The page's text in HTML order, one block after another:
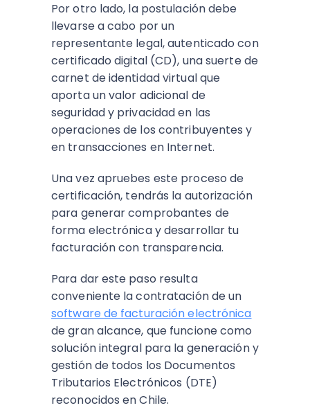
Por otro lado, la postulación debe
llevarse a cabo por un
representante legal, autenticado con
certificado digital (CD), una suerte de
carnet de identidad virtual que
aporta un valor adicional de
seguridad y privacidad en las
operaciones de los contribuyentes y
en transacciones en Internet.
Una vez apruebes este proceso de
certificación, tendrás la autorización
para generar comprobantes de
forma electrónica y desarrollar tu
facturación con transparencia.
Para dar este paso resulta
conveniente la contratación de un
software de facturación electrónica
de gran alcance, que funcione como
solución integral para la generación y
gestión de todos los Documentos
Tributarios Electrónicos (DTE)
reconocidos en Chile.